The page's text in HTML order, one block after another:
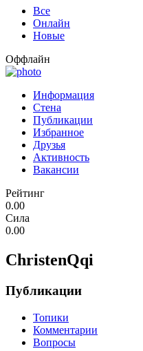
Все
Онлайн
Новые
Оффлайн
Информация
Стена
Публикации
Избранное
Друзья
Активность
Вакансии
Рейтинг
0.00
Сила
0.00
ChristenQqi
Публикации
Топики
Комментарии
Вопросы